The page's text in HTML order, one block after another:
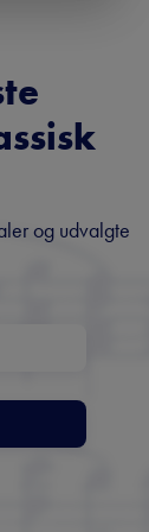
og udvalgte